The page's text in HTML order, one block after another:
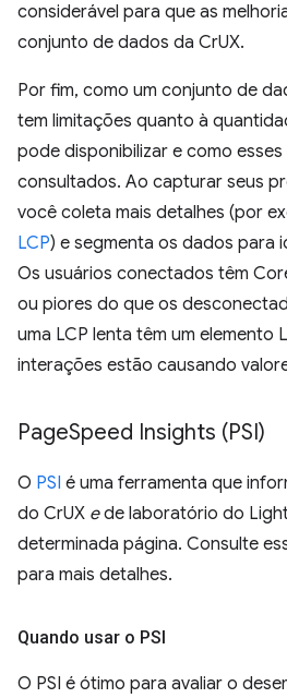
considerável para que as
conjunto de dados da CrUX.
Por fim, como um conjunto de
tem limitações quanto à
pode disponibilizar e como
consultados. Ao capturar seus
você coleta mais detalhes (por
LCP) e segmenta os dados para
Os usuários conectados têm
ou piores do que os
uma LCP lenta têm um elemento
interações estão causando
PageSpeed Insights (PSI)
O PSI é uma ferramenta que
do CrUX ede laboratório do
determinada página. Consulte
para mais detalhes.
Quando usar o PSI
O PSI é ótimo para avaliar o